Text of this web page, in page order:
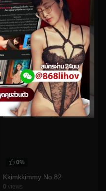
0%
Kkimkkimmy No.82
0 views